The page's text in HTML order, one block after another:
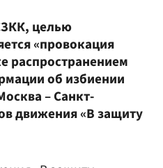
целью
«провокация
распространением
об избиении
– Санкт-
движения «В защиту